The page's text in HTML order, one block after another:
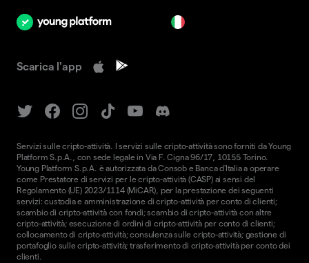
Scarica l'app
Servizi sulle cripto-attività. I servizi sulle cripto-attività sono forniti da Young
Platform S.p.A., con sede legale in Via F. Cigna 96/17, 10155 Torino.
Young Platform S.p.A. è autorizzata da Consob e Banca d'Italia a operare
come Prestatore di servizi per le cripto-attività (CASP) ai sensi del
Regolamento (UE) 2023/1114 (MiCAR), per la prestazione dei seguenti
servizi: custodia e amministrazione di cripto-attività per conto di clienti;
scambio di cripto-attività con fondi; scambio di cripto-attività con altre
cripto-attività; esecuzione di ordini di cripto-attività per conto di clienti;
collocamento di cripto-attività; consulenza sulle cripto-attività; gestione di
portafoglio sulle cripto-attività; trasferimento di cripto-attività per conto dei
clienti.